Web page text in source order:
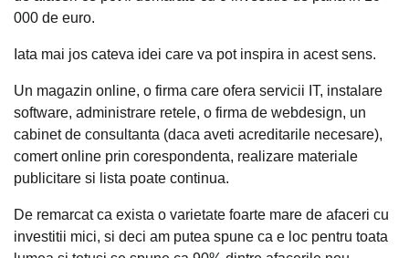
000 de euro.
Iata mai jos cateva idei care va pot inspira in acest sens.
Un magazin online, o firma care ofera servicii IT, instalare
software, administrare retele, o firma de webdesign, un
cabinet de consultanta (daca aveti acreditarile necesare),
comert online prin corespondenta, realizare materiale
publicitare si lista poate continua.
De remarcat ca exista o varietate foarte mare de afaceri cu
investitii mici, si deci am putea spune ca e loc pentru toata